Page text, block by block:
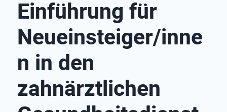
Einführung für
Neueinsteiger/inne
n in den
zahnärztlichen